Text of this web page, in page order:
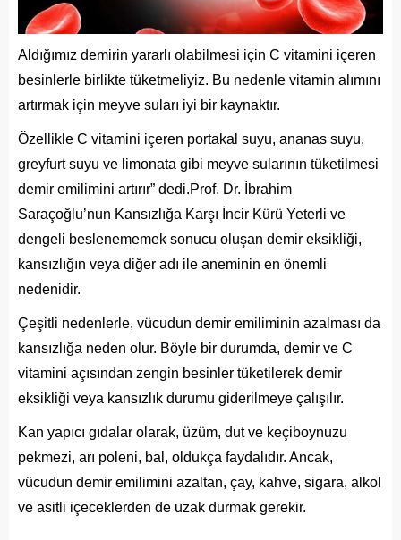
Aldığımız demirin yararlı olabilmesi için C vitamini içeren
besinlerle birlikte tüketmeliyiz. Bu nedenle vitamin alımını
artırmak için meyve suları iyi bir kaynaktır.
Özellikle C vitamini içeren portakal suyu, ananas suyu,
greyfurt suyu ve limonata gibi meyve sularının tüketilmesi
demir emilimini artırır” dedi.Prof. Dr. İbrahim
Saraçoğlu’nun Kansızlığa Karşı İncir Kürü Yeterli ve
dengeli beslenememek sonucu oluşan demir eksikliği,
kansızlığın veya diğer adı ile aneminin en önemli
nedenidir.
Çeşitli nedenlerle, vücudun demir emiliminin azalması da
kansızlığa neden olur. Böyle bir durumda, demir ve C
vitamini açısından zengin besinler tüketilerek demir
eksikliği veya kansızlık durumu giderilmeye çalışılır.
Kan yapıcı gıdalar olarak, üzüm, dut ve keçiboynuzu
pekmezi, arı poleni, bal, oldukça faydalıdır. Ancak,
vücudun demir emilimini azaltan, çay, kahve, sigara, alkol
ve asitli içeceklerden de uzak durmak gerekir.